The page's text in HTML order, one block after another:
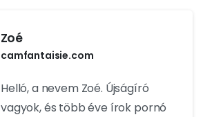
Zoé
camfantaisie.com
Helló, a nevem Zoé. Újságíró
vagyok, és több éve írok pornó